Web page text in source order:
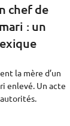
chef de
: un
la mère d’un
enlevé. Un acte